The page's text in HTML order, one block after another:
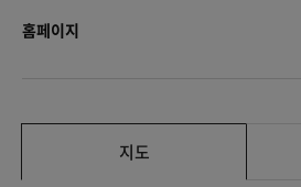
홈페이지
지도